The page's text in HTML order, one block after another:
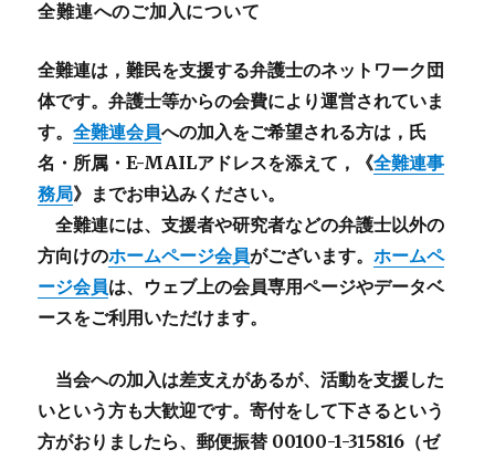
全難連へのご加入について
全難連は，難民を支援する弁護士のネットワーク団
体です。弁護士等からの会費により運営されていま
す。全難連会員への加入をご希望される方は，氏
名・所属・E-MAILアドレスを添えて，《全難連事
務局》までお申込みください。
全難連には、支援者や研究者などの弁護士以外の
方向けのホームページ会員がございます。ホームペ
ージ会員は、ウェブ上の会員専用ページやデータベ
ースをご利用いただけます。
当会への加入は差支えがあるが、活動を支援した
いという方も大歓迎です。寄付をして下さるという
方がおりましたら、郵便振替 00100-1-315816（ゼ